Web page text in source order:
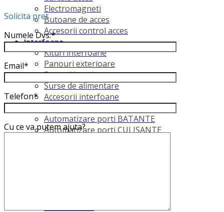
Electromagneti
Butoane de acces
Accesorii control acces
Interfoane
Kituri interfoane
Panouri exterioare
Posturi interioare
Surse de alimentare
Accesorii interfoane
Automatizare porti BATANTE
Automatizare porti CULISANTE
Solicita pret
Numele Dvs.*
Email*
Telefon*
Cu ce va putem ajuta?